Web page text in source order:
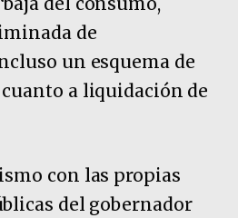
de
un esquema de
a liquidación de
con las propias
del gobernador